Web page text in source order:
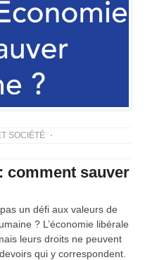
SOCIÉTÉ
comment sauver
pas un défi aux valeurs de
? L’économie libérale
leurs droits ne peuvent
qui y correspondent.